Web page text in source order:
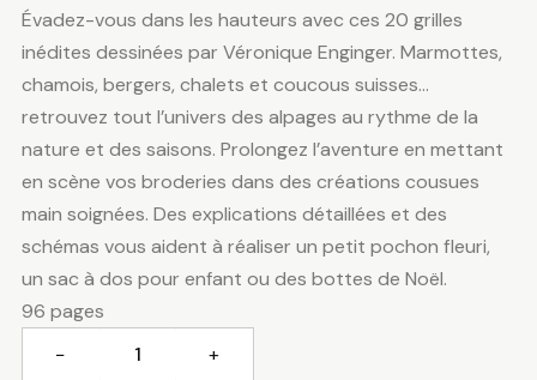
Évadez-vous dans les hauteurs avec ces 20 grilles
inédites dessinées par Véronique Enginger. Marmottes,
chamois, bergers, chalets et coucous suisses…
retrouvez tout l’univers des alpages au rythme de la
nature et des saisons. Prolongez l’aventure en mettant
en scène vos broderies dans des créations cousues
main soignées. Des explications détaillées et des
schémas vous aident à réaliser un petit pochon fleuri,
un sac à dos pour enfant ou des bottes de Noël.
96 pages
− +